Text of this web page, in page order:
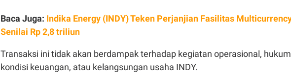
Baca Juga: Indika Energy (INDY) Teken Perjanjian Fasilitas
Senilai Rp 2,8 triliun
Transaksi ini tidak akan berdampak terhadap kegiatan operasional,
kondisi keuangan, atau kelangsungan usaha INDY.